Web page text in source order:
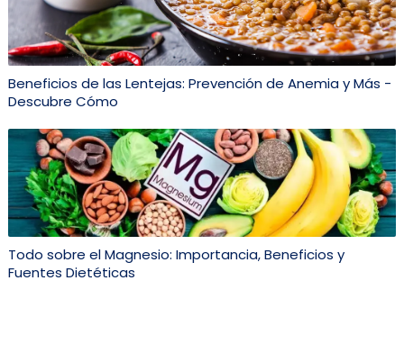
Beneficios de las Lentejas: Prevención de Anemia y Más -
Descubre Cómo
Todo sobre el Magnesio: Importancia, Beneficios y
Fuentes Dietéticas